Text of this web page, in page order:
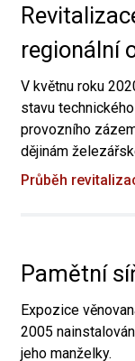
regionální
V květnu roku
stavu
provozního
dějinám
Průběh
Pamětní
Expozice
2005
jeho manželky.